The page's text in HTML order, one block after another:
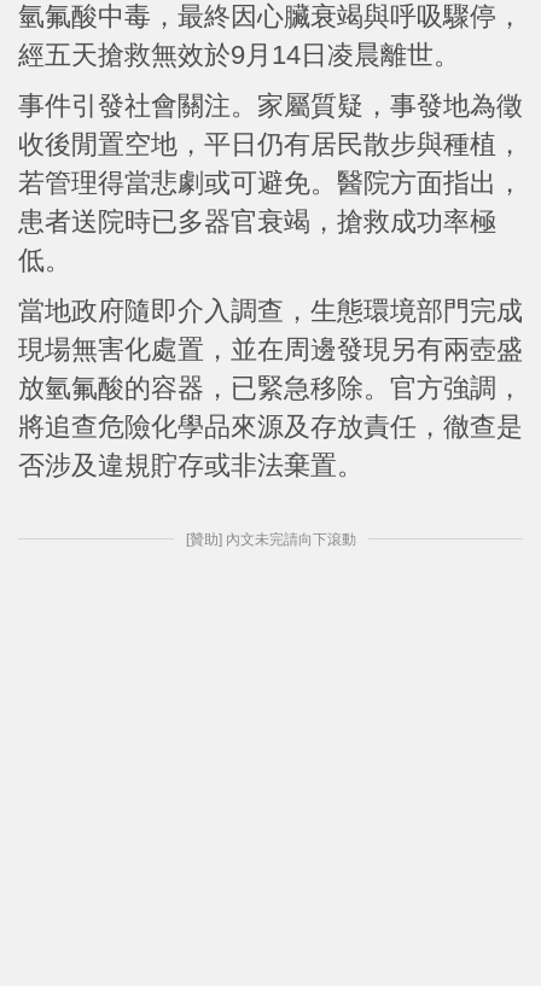
氫氟酸中毒，最終因心臟衰竭與呼吸驟停，
經五天搶救無效於9月14日凌晨離世。
事件引發社會關注。家屬質疑，事發地為徵
收後閒置空地，平日仍有居民散步與種植，
若管理得當悲劇或可避免。醫院方面指出，
患者送院時已多器官衰竭，搶救成功率極
低。
當地政府隨即介入調查，生態環境部門完成
現場無害化處置，並在周邊發現另有兩壺盛
放氫氟酸的容器，已緊急移除。官方強調，
將追查危險化學品來源及存放責任，徹查是
否涉及違規貯存或非法棄置。
[贊助] 內文未完請向下滾動